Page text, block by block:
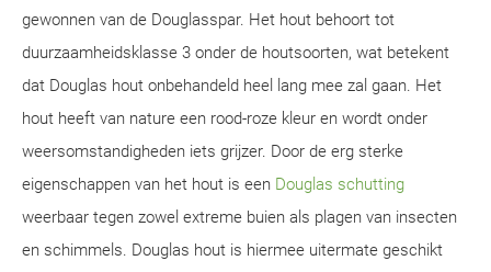
gewonnen van de Douglasspar. Het hout behoort tot
duurzaamheidsklasse 3 onder de houtsoorten, wat betekent
dat Douglas hout onbehandeld heel lang mee zal gaan. Het
hout heeft van nature een rood-roze kleur en wordt onder
weersomstandigheden iets grijzer. Door de erg sterke
eigenschappen van het hout is een Douglas schutting
weerbaar tegen zowel extreme buien als plagen van insecten
en schimmels. Douglas hout is hiermee uitermate geschikt